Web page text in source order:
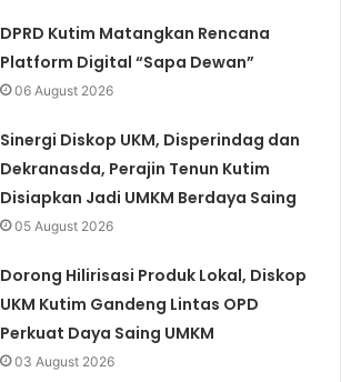
DPRD Kutim Matangkan Rencana
Platform Digital “Sapa Dewan”
06 August 2026
Sinergi Diskop UKM, Disperindag dan
Dekranasda, Perajin Tenun Kutim
Disiapkan Jadi UMKM Berdaya Saing
05 August 2026
Dorong Hilirisasi Produk Lokal, Diskop
UKM Kutim Gandeng Lintas OPD
Perkuat Daya Saing UMKM
03 August 2026